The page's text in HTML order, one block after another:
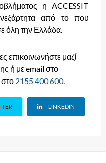
η ACCESSIT
από το που
όλη την Ελλάδα.
επικοινωνήστε μαζί
ή με email στο
2155 400 600.
LINKEDIN